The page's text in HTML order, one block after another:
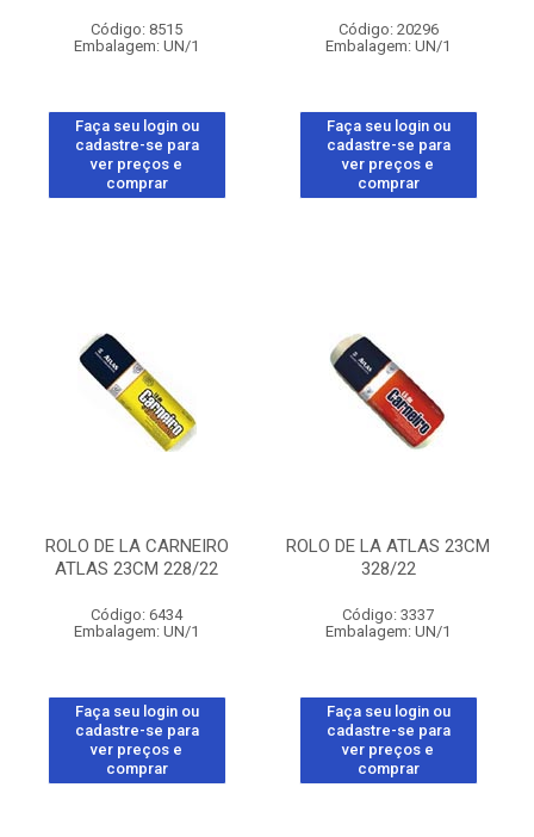
Código: 8515
Embalagem: UN/1
Faça seu login ou
cadastre-se para
ver preços e
comprar
Código: 20296
Embalagem: UN/1
Faça seu login ou
cadastre-se para
ver preços e
comprar
ROLO DE LA CARNEIRO
ATLAS 23CM 228/22
Código: 6434
Embalagem: UN/1
Faça seu login ou
cadastre-se para
ver preços e
comprar
ROLO DE LA ATLAS 23CM
328/22
Código: 3337
Embalagem: UN/1
Faça seu login ou
cadastre-se para
ver preços e
comprar